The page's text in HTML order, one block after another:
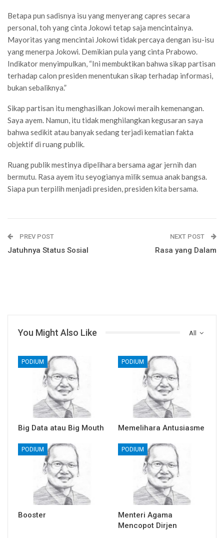
Betapa pun sadisnya isu yang menyerang capres secara
personal, toh yang cinta Jokowi tetap saja mencintainya.
Mayoritas yang mencintai Jokowi tidak percaya dengan isu-isu
yang menerpa Jokowi. Demikian pula yang cinta Prabowo.
Indikator menyimpulkan, “Ini membuktikan bahwa sikap partisan
terhadap calon presiden menentukan sikap terhadap informasi,
bukan sebaliknya.”
Sikap partisan itu menghasilkan Jokowi meraih kemenangan.
Saya ayem. Namun, itu tidak menghilangkan kegusaran saya
bahwa sedikit atau banyak sedang terjadi kematian fakta
objektif di ruang publik.
Ruang publik mestinya dipelihara bersama agar jernih dan
bermutu. Rasa ayem itu seyogianya milik semua anak bangsa.
Siapa pun terpilih menjadi presiden, presiden kita bersama.
PREV POST
Jatuhnya Status Sosial
NEXT POST
Rasa yang Dalam
All
You Might Also Like
PODIUM
Big Data atau Big Mouth
PODIUM
Memelihara Antusiasme
PODIUM
Booster
PODIUM
Menteri Agama
Mencopot Dirjen